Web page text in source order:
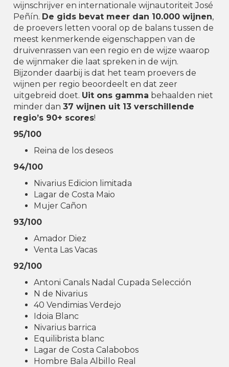
wijnschrijver en internationale wijnautoriteit José
Peñín. De gids bevat meer dan 10.000 wijnen,
de proevers letten vooral op de balans tussen de
meest kenmerkende eigenschappen van de
druivenrassen van een regio en de wijze waarop
de wijnmaker die laat spreken in de wijn.
Bijzonder daarbij is dat het team proevers de
wijnen per regio beoordeelt en dat zeer
uitgebreid doet. Uit ons gamma behaalden niet
minder dan37 wijnen uit 13 verschillende
regio’s 90+ scores!
95/100
Reina de los deseos
94/100
Nivarius Edicion limitada
Lagar de Costa Maio
Mujer Cañon
93/100
Amador Diez
Venta Las Vacas
92/100
Antoni Canals Nadal Cupada Selección
N de Nivarius
40 Vendimias Verdejo
Idoia Blanc
Nivarius barrica
Equilibrista blanc
Lagar de Costa Calabobos
Hombre Bala Albillo Real